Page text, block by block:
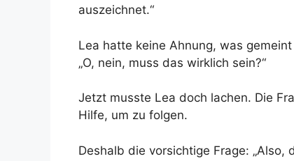
auszeichnet.“
Lea hatte keine Ahnung, was
„O, nein, muss das wirklich sein?“
Jetzt musste Lea doch lachen. Die
Hilfe, um zu folgen.
Deshalb die vorsichtige Frage: „Also,